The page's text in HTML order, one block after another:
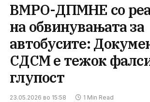
ВМРО-ДПМНЕ со
на обвинувањата за
автобусите:
СДСМ е тежок
глупост
23.05.2026 во 15:58 1 Min Read